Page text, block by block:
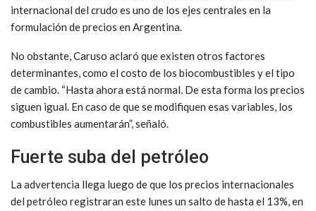
internacional del crudo es uno de los ejes centrales en la
formulación de precios en Argentina.
No obstante, Caruso aclaró que existen otros factores
determinantes, como el costo de los biocombustibles y el tipo
de cambio. “Hasta ahora está normal. De esta forma los precios
siguen igual. En caso de que se modifiquen esas variables, los
combustibles aumentarán”, señaló.
Fuerte suba del petróleo
La advertencia llega luego de que los precios internacionales
del petróleo registraran este lunes un salto de hasta el 13%, en